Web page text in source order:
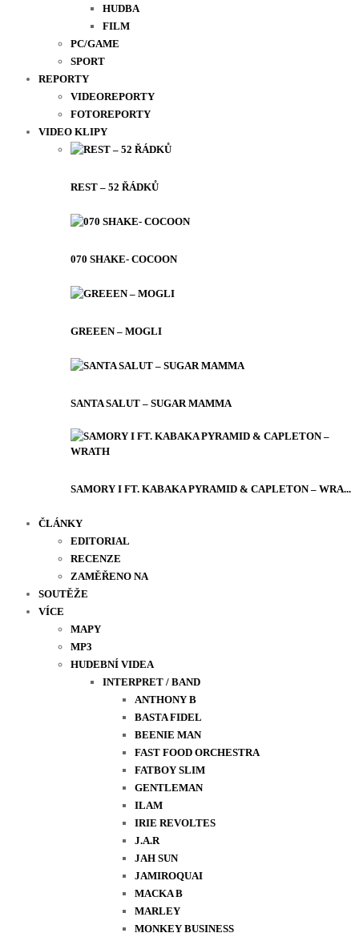
HUDBA
FILM
PC/GAME
SPORT
REPORTY
VIDEOREPORTY
FOTOREPORTY
VIDEO KLIPY
REST – 52 ŘÁDKŮ
070 SHAKE- COCOON
GREEEN – MOGLI
SANTA SALUT – SUGAR MAMMA
SAMORY I FT. KABAKA PYRAMID & CAPLETON – WRA...
ČLÁNKY
EDITORIAL
RECENZE
ZAMĚŘENO NA
SOUTĚŽE
VÍCE
MAPY
MP3
HUDEBNÍ VIDEA
INTERPRET / BAND
ANTHONY B
BASTA FIDEL
BEENIE MAN
FAST FOOD ORCHESTRA
FATBOY SLIM
GENTLEMAN
ILAM
IRIE REVOLTES
J.A.R
JAH SUN
JAMIROQUAI
MACKA B
MARLEY
MONKEY BUSINESS